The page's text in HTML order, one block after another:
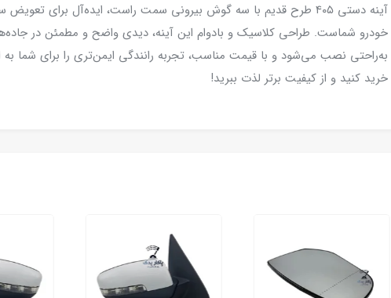
آینه دستی ۴۰۵ طرح قدیم با سه گوش بیرونی سمت راست، ایده‌آل برای
خودرو شماست. طراحی کلاسیک و بادوام این آینه، دیدی واضح و مطمئن در
به‌راحتی نصب می‌شود و با قیمت مناسب، تجربه رانندگی ایمن‌تری را برای شما به
خرید کنید و از کیفیت برتر لذت ببرید!